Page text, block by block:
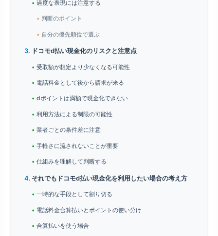
過度な表現には注意する
判断のポイント
自分の優先順位で選ぶ
ドコモd払い現金化のリスクと注意点
受取額が想定より少なくなる可能性
電話料金として後から請求が来る
dポイントは満額で現金化できない
利用方法による制限の可能性
業者ごとの条件差に注意
手軽さに流されないことが重要
仕組みを理解して判断する
それでもドコモd払い現金化を利用したい場合の考え方
一時的な手段として割り切る
電話料金合算払いとポイントの使い分け
合算払いを使う場合